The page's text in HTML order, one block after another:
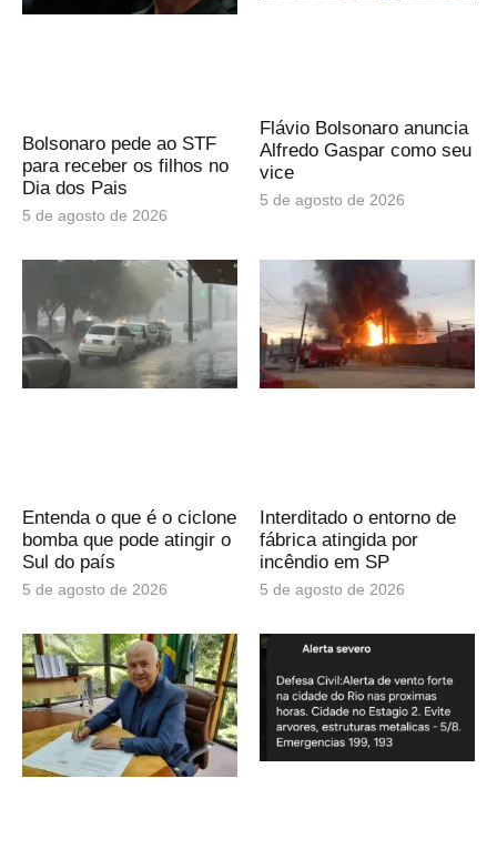
Bolsonaro pede ao STF
para receber os filhos no
Dia dos Pais
5 de agosto de 2026
Flávio Bolsonaro anuncia
Alfredo Gaspar como seu
vice
5 de agosto de 2026
Entenda o que é o ciclone
bomba que pode atingir o
Sul do país
5 de agosto de 2026
Interditado o entorno de
fábrica atingida por
incêndio em SP
5 de agosto de 2026